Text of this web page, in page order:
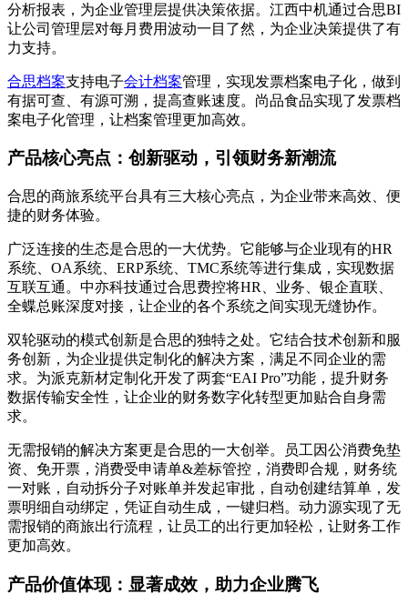
分析报表，为企业管理层提供决策依据。江西中机通过合思BI
让公司管理层对每月费用波动一目了然，为企业决策提供了有
力支持。
合思档案支持电子会计档案管理，实现发票档案电子化，做到
有据可查、有源可溯，提高查账速度。尚品食品实现了发票档
案电子化管理，让档案管理更加高效。
产品核心亮点：创新驱动，引领财务新潮流
合思的商旅系统平台具有三大核心亮点，为企业带来高效、便
捷的财务体验。
广泛连接的生态是合思的一大优势。它能够与企业现有的HR
系统、OA系统、ERP系统、TMC系统等进行集成，实现数据
互联互通。中亦科技通过合思费控将HR、业务、银企直联、
全蝶总账深度对接，让企业的各个系统之间实现无缝协作。
双轮驱动的模式创新是合思的独特之处。它结合技术创新和服
务创新，为企业提供定制化的解决方案，满足不同企业的需
求。为派克新材定制化开发了两套“EAI Pro”功能，提升财务
数据传输安全性，让企业的财务数字化转型更加贴合自身需
求。
无需报销的解决方案更是合思的一大创举。员工因公消费免垫
资、免开票，消费受申请单&差标管控，消费即合规，财务统
一对账，自动拆分子对账单并发起审批，自动创建结算单，发
票明细自动绑定，凭证自动生成，一键归档。动力源实现了无
需报销的商旅出行流程，让员工的出行更加轻松，让财务工作
更加高效。
产品价值体现：显著成效，助力企业腾飞